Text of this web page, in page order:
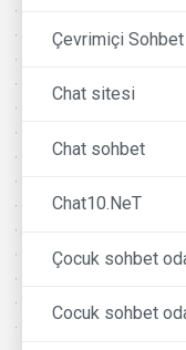
Çevrimiçi Sohbet
Chat sitesi
Chat sohbet
Chat10.NeT
Çocuk sohbet
Cocuk sohbet